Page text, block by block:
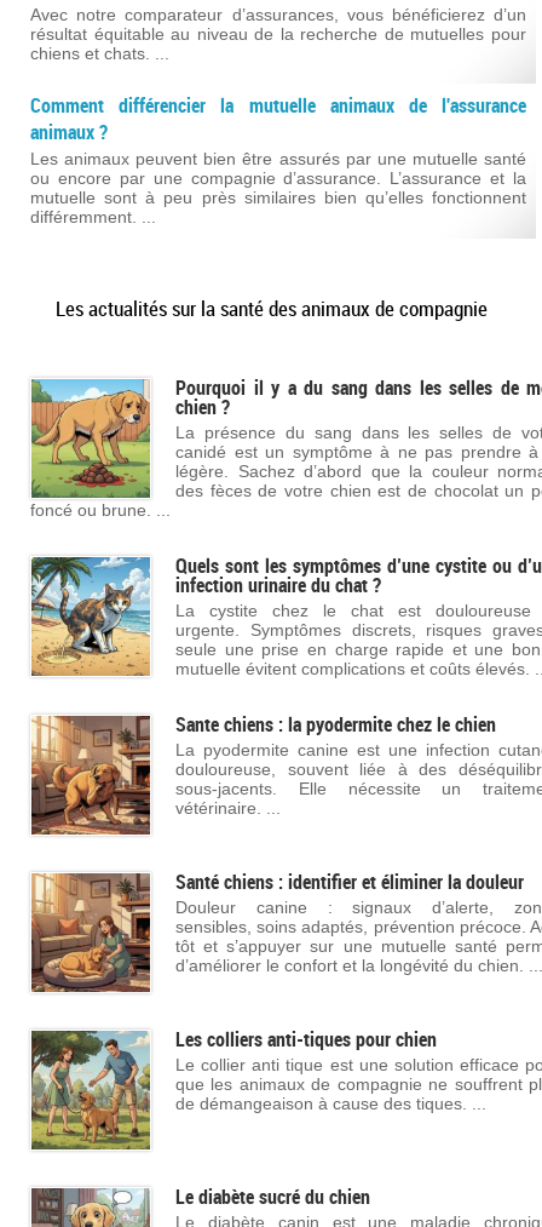
Avec notre comparateur d’assurances, vous bénéficierez d’un
résultat équitable au niveau de la recherche de mutuelles pour
chiens et chats. ...
Comment différencier la mutuelle animaux de l'assurance
animaux ?
Les animaux peuvent bien être assurés par une mutuelle santé
ou encore par une compagnie d’assurance. L’assurance et la
mutuelle sont à peu près similaires bien qu’elles fonctionnent
différemment. ...
Les actualités sur la santé des animaux de compagnie
Pourquoi il y a du sang dans les selles de
chien ?
La présence du sang dans les selles de
canidé est un symptôme à ne pas prendre
légère. Sachez d’abord que la couleur
des fèces de votre chien est de chocolat un
foncé ou brune. ...
Quels sont les symptômes d’une cystite ou
infection urinaire du chat ?
La cystite chez le chat est douloureuse
urgente. Symptômes discrets, risques
seule une prise en charge rapide et une
mutuelle évitent complications et coûts élevés.
Sante chiens : la pyodermite chez le chien
La pyodermite canine est une infection
douloureuse, souvent liée à des
sous-jacents. Elle nécessite un
vétérinaire. ...
Santé chiens : identifier et éliminer la douleur
Douleur canine : signaux d’alerte,
sensibles, soins adaptés, prévention précoce.
tôt et s’appuyer sur une mutuelle santé
d’améliorer le confort et la longévité du chien. ...
Les colliers anti-tiques pour chien
Le collier anti tique est une solution efficace
que les animaux de compagnie ne souffrent
de démangeaison à cause des tiques. ...
Le diabète sucré du chien
Le diabète canin est une maladie